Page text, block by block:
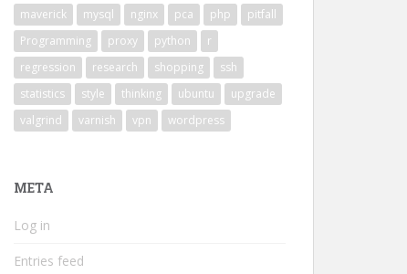
maverick mysql nginx pca php
pitfall
Programming
proxy python
r
regression
research shopping
ssh
statistics
style thinking ubuntu
upgrade
valgrind
varnish vpn wordpress
META
Log in
Entries feed